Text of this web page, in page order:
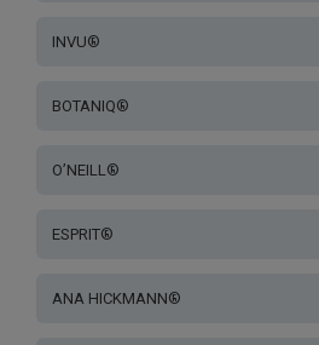
INVU®
BOTANIQ®
O’NEILL®
ESPRIT®
ANA HICKMANN®